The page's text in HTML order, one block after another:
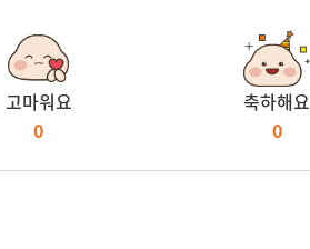
고마워요
0
축하해요
0